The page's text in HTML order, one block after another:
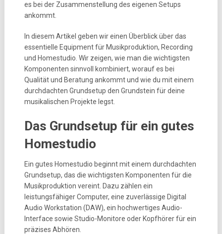
es bei der Zusammenstellung des eigenen Setups
ankommt.
In diesem Artikel geben wir einen Überblick über das
essentielle Equipment für Musikproduktion, Recording
und Homestudio. Wir zeigen, wie man die wichtigsten
Komponenten sinnvoll kombiniert, worauf es bei
Qualität und Beratung ankommt und wie du mit einem
durchdachten Grundsetup den Grundstein für deine
musikalischen Projekte legst.
Das Grundsetup für ein gutes
Homestudio
Ein gutes Homestudio beginnt mit einem durchdachten
Grundsetup, das die wichtigsten Komponenten für die
Musikproduktion vereint. Dazu zählen ein
leistungsfähiger Computer, eine zuverlässige Digital
Audio Workstation (DAW), ein hochwertiges Audio-
Interface sowie Studio-Monitore oder Kopfhörer für ein
präzises Abhören.